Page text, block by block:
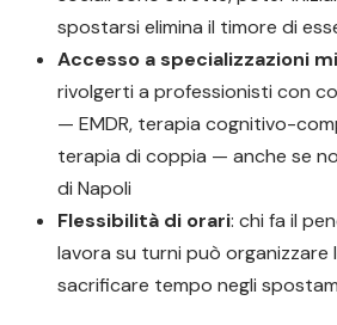
spostarsi elimina il timore di
Accesso a specializzazioni
rivolgerti a professionisti con
— EMDR, terapia cognitivo-
terapia di coppia — anche se
di Napoli
Flessibilità di orari: chi fa il
lavora su turni può organizzare
sacrificare tempo negli